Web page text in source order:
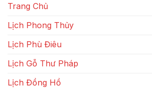
Trang Chủ
Lịch Phong Thủy
Lịch Phù Điêu
Lịch Gỗ Thư Pháp
Lịch Đồng Hồ